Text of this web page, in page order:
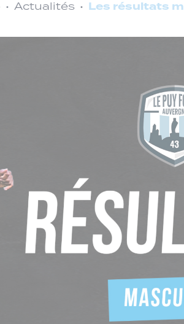
Actualités Les résultats